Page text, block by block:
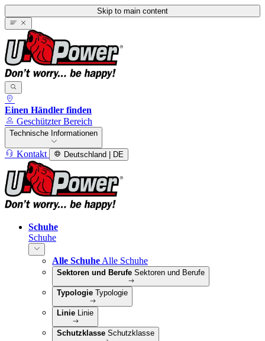
Skip to main content
Einen Händler finden
Geschützter Bereich
Technische Informationen
Kontakt Deutschland | DE
Schuhe
Schuhe
Alle Schuhe Alle Schuhe
Sektoren und Berufe Sektoren und Berufe
Typologie Typologie
Linie Linie
Schutzklasse Schutzklasse